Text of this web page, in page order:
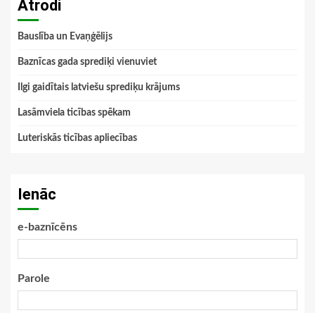
Atrodi
Bauslība un Evaņģēlijs
Baznīcas gada sprediķi vienuviet
Ilgi gaidītais latviešu sprediķu krājums
Lasāmviela ticības spēkam
Luteriskās ticības apliecības
Ienāc
e-baznīcēns
Parole